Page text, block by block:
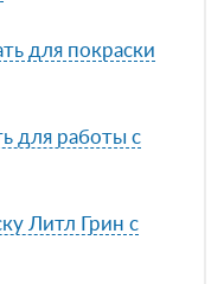
для покраски
для работы с
Литл Грин с